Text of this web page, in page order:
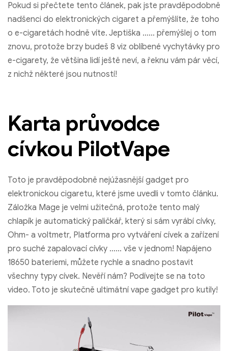
Pokud si přečtete tento článek, pak jste pravděpodobně
nadšenci do elektronických cigaret a přemýšlíte, že toho
o e-cigaretách hodně víte. Jeptiška …… přemýšlej o tom
znovu, protože brzy budeš 8 viz oblíbené vychytávky pro
e-cigarety, že většina lidí ještě neví, a řeknu vám pár věcí,
z nichž některé jsou nutností!
Karta průvodce
cívkou PilotVape
Toto je pravděpodobně nejúžasnější gadget pro
elektronickou cigaretu, které jsme uvedli v tomto článku.
Záložka Mage je velmi užitečná, protože tento malý
chlapík je automatický paličkář, který si sám vyrábí cívky,
Ohm- a voltmetr, Platforma pro vytváření cívek a zařízení
pro suché zapalovací cívky …… vše v jednom! Napájeno
18650 bateriemi, můžete rychle a snadno postavit
všechny typy cívek. Nevěří nám? Podívejte se na toto
video. Toto je skutečně ultimátní vape gadget pro kutily!